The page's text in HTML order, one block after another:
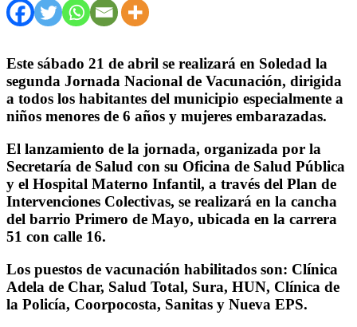
Este sábado 21 de abril se realizará en Soledad la
segunda Jornada Nacional de Vacunación, dirigida
a todos los habitantes del municipio especialmente a
niños menores de 6 años y mujeres embarazadas.
El lanzamiento de la jornada, organizada por la
Secretaría de Salud con su Oficina de Salud Pública
y el Hospital Materno Infantil, a través del Plan de
Intervenciones Colectivas, se realizará en la cancha
del barrio Primero de Mayo, ubicada en la carrera
51 con calle 16.
Los puestos de vacunación habilitados son: Clínica
Adela de Char, Salud Total, Sura, HUN, Clínica de
la Policía, Coorpocosta, Sanitas y Nueva EPS.